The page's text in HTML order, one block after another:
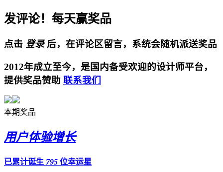
发评论！每天赢奖品
点击 登录后，在评论区留言，系统会随机派送奖品
2012年成立至今，是国内备受欢迎的设计师平台，
提供奖品赞助 联系我们
本期奖品
用户体验增长
已累计诞生 795 位幸运星